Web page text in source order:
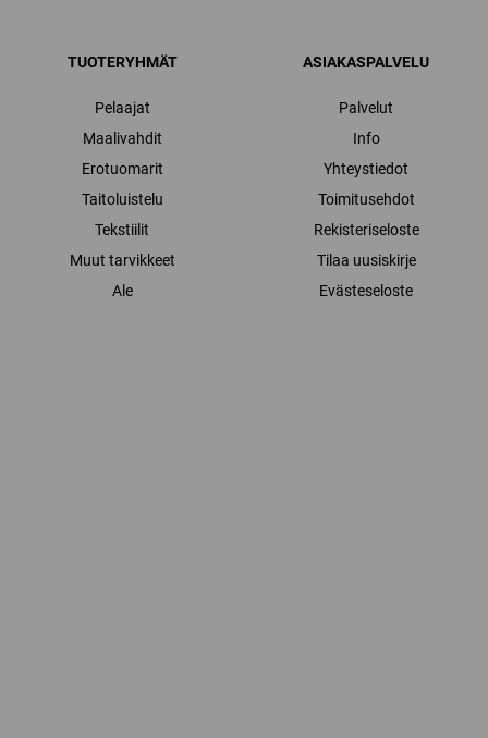
TUOTERYHMÄT
Pelaajat
Maalivahdit
Erotuomarit
Taitoluistelu
Tekstiilit
Muut tarvikkeet
Ale
ASIAKASPALVELU
Palvelut
Info
Yhteystiedot
Toimitusehdot
Rekisteriseloste
Tilaa uusiskirje
Evästeseloste